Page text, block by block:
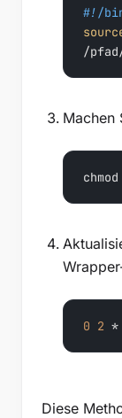
#!/
/
Machen
0 2 *
Diese